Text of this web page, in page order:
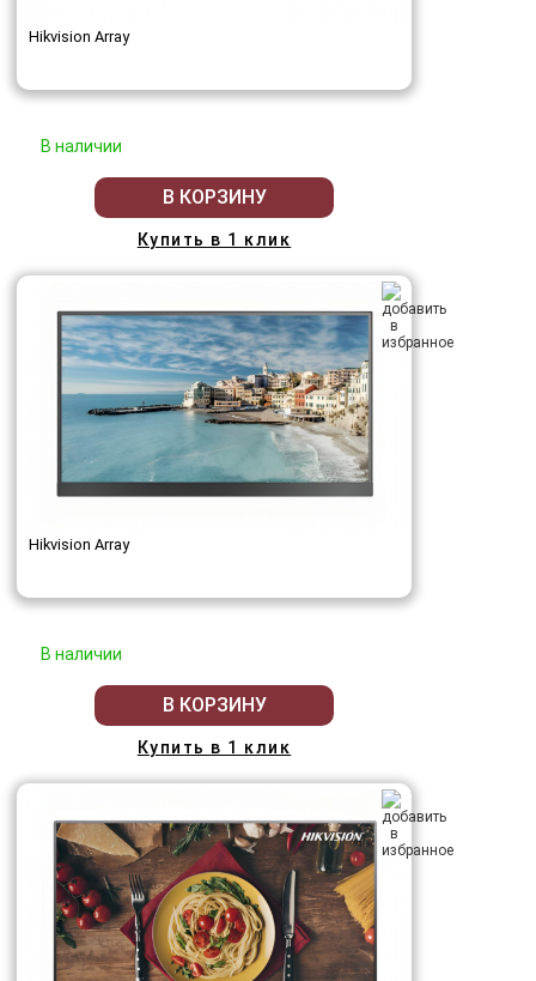
Hikvision Array
В наличии
В КОРЗИНУ
Купить в 1 клик
Hikvision Array
В наличии
В КОРЗИНУ
Купить в 1 клик